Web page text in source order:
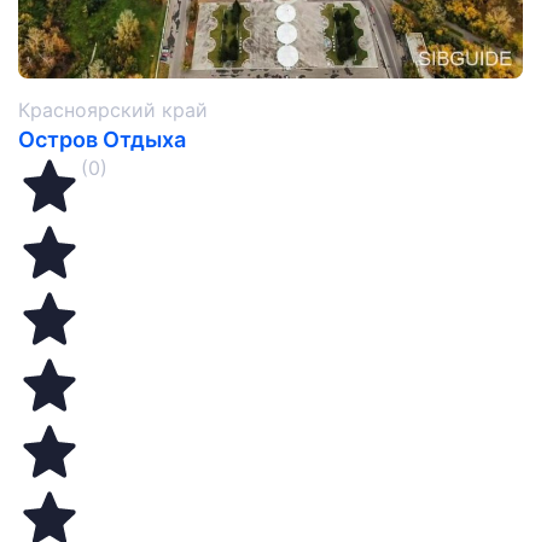
Красноярский край
Остров Отдыха
(0)